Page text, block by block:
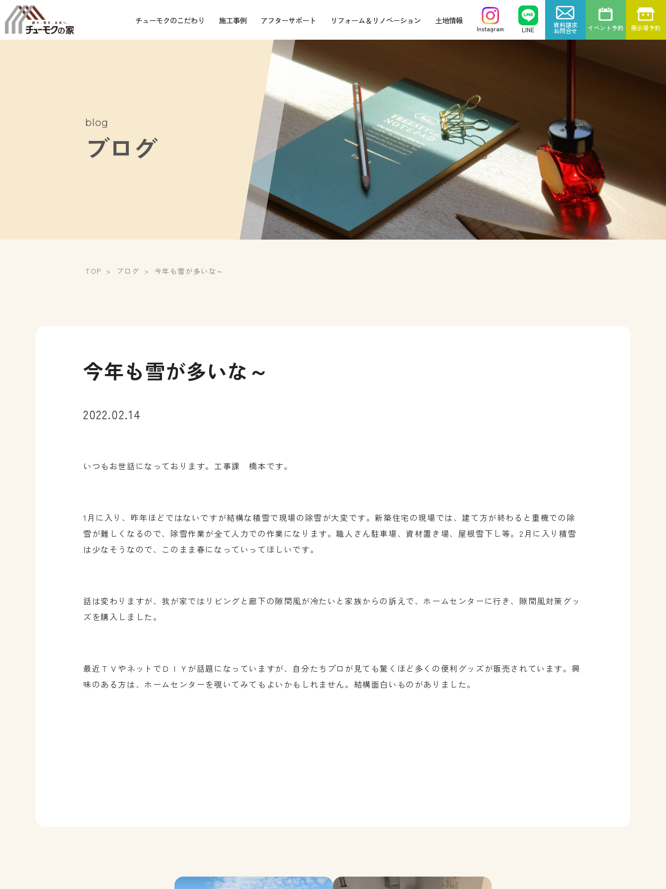
チューモクのこだわり 施工事例 アフターサポート リフォーム＆リノベーション 土地情報
Instagram LINE
資料請求
お問合せ イベント予約 展示場予約
blog
ブログ
TOP ブログ 今年も雪が多いな～
今年も雪が多いな～
2022.02.14
いつもお世話になっております。工事課 橋本です。
1月に入り、昨年ほどではないですが結構な積雪で現場の除雪が大変です。新築住宅の現場では、建て方が終わると重機での除
雪が難しくなるので、除雪作業が全て人力での作業になります。職人さん駐車場、資材置き場、屋根雪下し等。2月に入り積雪
は少なそうなので、このまま春になっていってほしいです。
話は変わりますが、我が家ではリビングと廊下の隙間風が冷たいと家族からの訴えで、ホームセンターに行き、隙間風対策グッ
ズを購入しました。
最近ＴＶやネットでＤＩＹが話題になっていますが、自分たちプロが見ても驚くほど多くの便利グッズが販売されています。興
味のある方は、ホームセンターを覗いてみてもよいかもしれません。結構面白いものがありました。